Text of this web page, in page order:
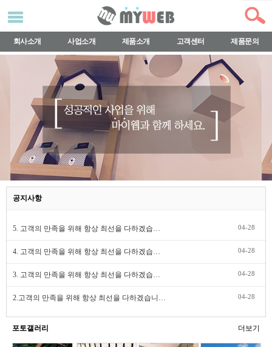
회사소개 사업소개 제품소개 고객센터 제품문의
공지사항
5. 고객의 만족을 위해 항상 최선을 다하겠습… 04-28
4. 고객의 만족을 위해 항상 최선을 다하겠습… 04-28
3. 고객의 만족을 위해 항상 최선을 다하겠습… 04-28
2.고객의 만족을 위해 항상 최선을 다하겠습니… 04-28
포토갤러리 더보기